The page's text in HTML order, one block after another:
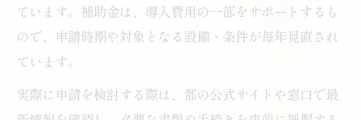
東京都で進む持続可能な発電モデルの構築
先進事例に学ぶペロブスカイトの活用効果
ています。補助金は、導入費用の一部をサポートするも
ので、申請時期や対象となる設備・条件が毎年見直され
ています。
実際に申請を検討する際は、都の公式サイトや窓口で最